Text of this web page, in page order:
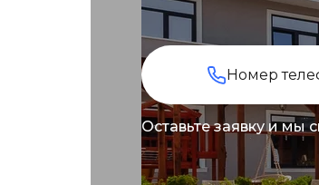
Оставьте заявку и